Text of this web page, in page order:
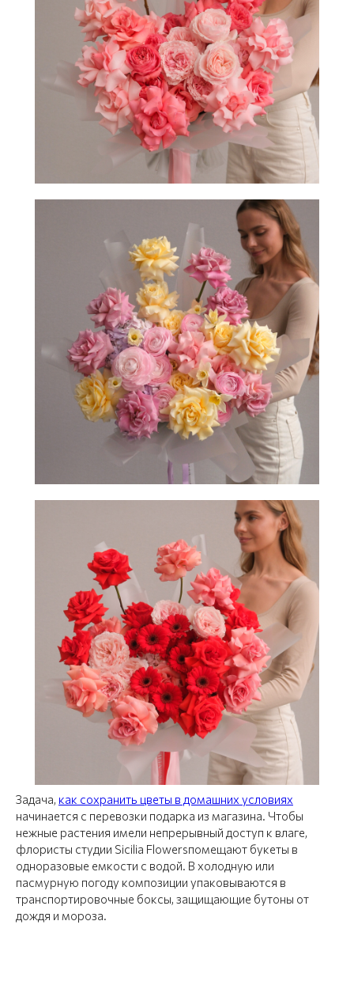
Задача, как сохранить цветы в домашних условиях
начинается с перевозки подарка из магазина. Чтобы
нежные растения имели непрерывный доступ к влаге,
флористы студии Sicilia Flowersпомещают букеты в
одноразовые емкости с водой. В холодную или
пасмурную погоду композиции упаковываются в
транспортировочные боксы, защищающие бутоны от
дождя и мороза.